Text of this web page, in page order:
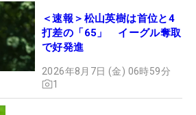
＜速報＞松山英樹は首位と4
打差の「65」 イーグル奪取
で好発進
2026年8月7日 (金) 06時59分
1